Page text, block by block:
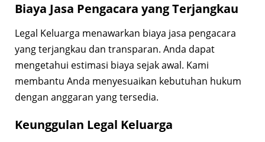
Biaya Jasa Pengacara yang Terjangkau
Legal Keluarga menawarkan biaya jasa pengacara
yang terjangkau dan transparan. Anda dapat
mengetahui estimasi biaya sejak awal. Kami
membantu Anda menyesuaikan kebutuhan hukum
dengan anggaran yang tersedia.
Keunggulan Legal Keluarga